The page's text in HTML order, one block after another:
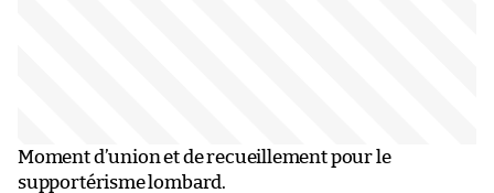
Moment d’union et de recueillement pour le
supportérisme lombard.